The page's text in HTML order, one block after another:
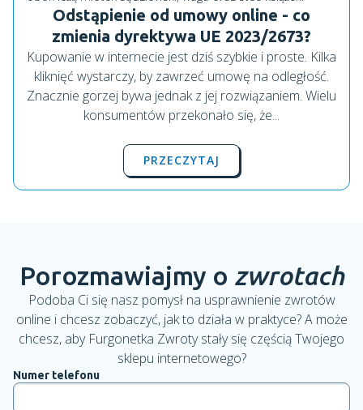
Odstąpienie od umowy online - co
zmienia dyrektywa UE 2023/2673?
Kupowanie w internecie jest dziś szybkie i proste. Kilka
kliknięć wystarczy, by zawrzeć umowę na odległość.
Znacznie gorzej bywa jednak z jej rozwiązaniem. Wielu
konsumentów przekonało się, że...
PRZECZYTAJ
Porozmawiajmy o zwrotach
Podoba Ci się nasz pomysł na usprawnienie zwrotów
online i chcesz zobaczyć, jak to działa w praktyce? A może
chcesz, aby Furgonetka Zwroty stały się częścią Twojego
sklepu internetowego?
Numer telefonu